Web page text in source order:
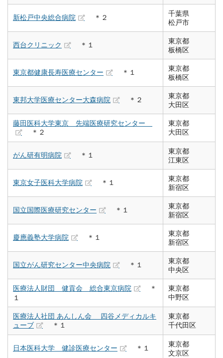
新松戸中央総合病院 ＊２
千葉県
松戸市
西台クリニック ＊１
東京都
板橋区
東京都健康長寿医療センター ＊１
東京都
板橋区
東邦大学医療センター大森病院 ＊２
東京都
大田区
藤田医科大学東京 先端医療研究センター
＊２
東京都
大田区
がん研有明病院 ＊１
東京都
江東区
東京女子医科大学病院 ＊１
東京都
新宿区
国立国際医療研究センター ＊１
東京都
新宿区
慶應義塾大学病院 ＊１
東京都
新宿区
国立がん研究センター中央病院 ＊１
東京都
中央区
医療法人財団 健貢会 総合東京病院
＊
１
東京都
中野区
医療法人社団 あんしん会 四谷メディカルキ
ューブ
＊１
東京都
千代田区
日本医科大学 健診医療センター ＊１
東京都
文京区